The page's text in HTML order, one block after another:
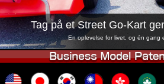
Tokyo Shibuya Annex
Tokyo Asakusa
Okinawa
Tag på et Street Go-Kart
En oplevelse for livet, og én gang